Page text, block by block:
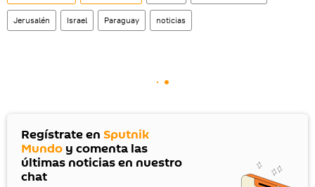
Jerusalén Israel Paraguay noticias
Regístrate en Sputnik
Mundo y comenta las
últimas noticias en nuestro
chat